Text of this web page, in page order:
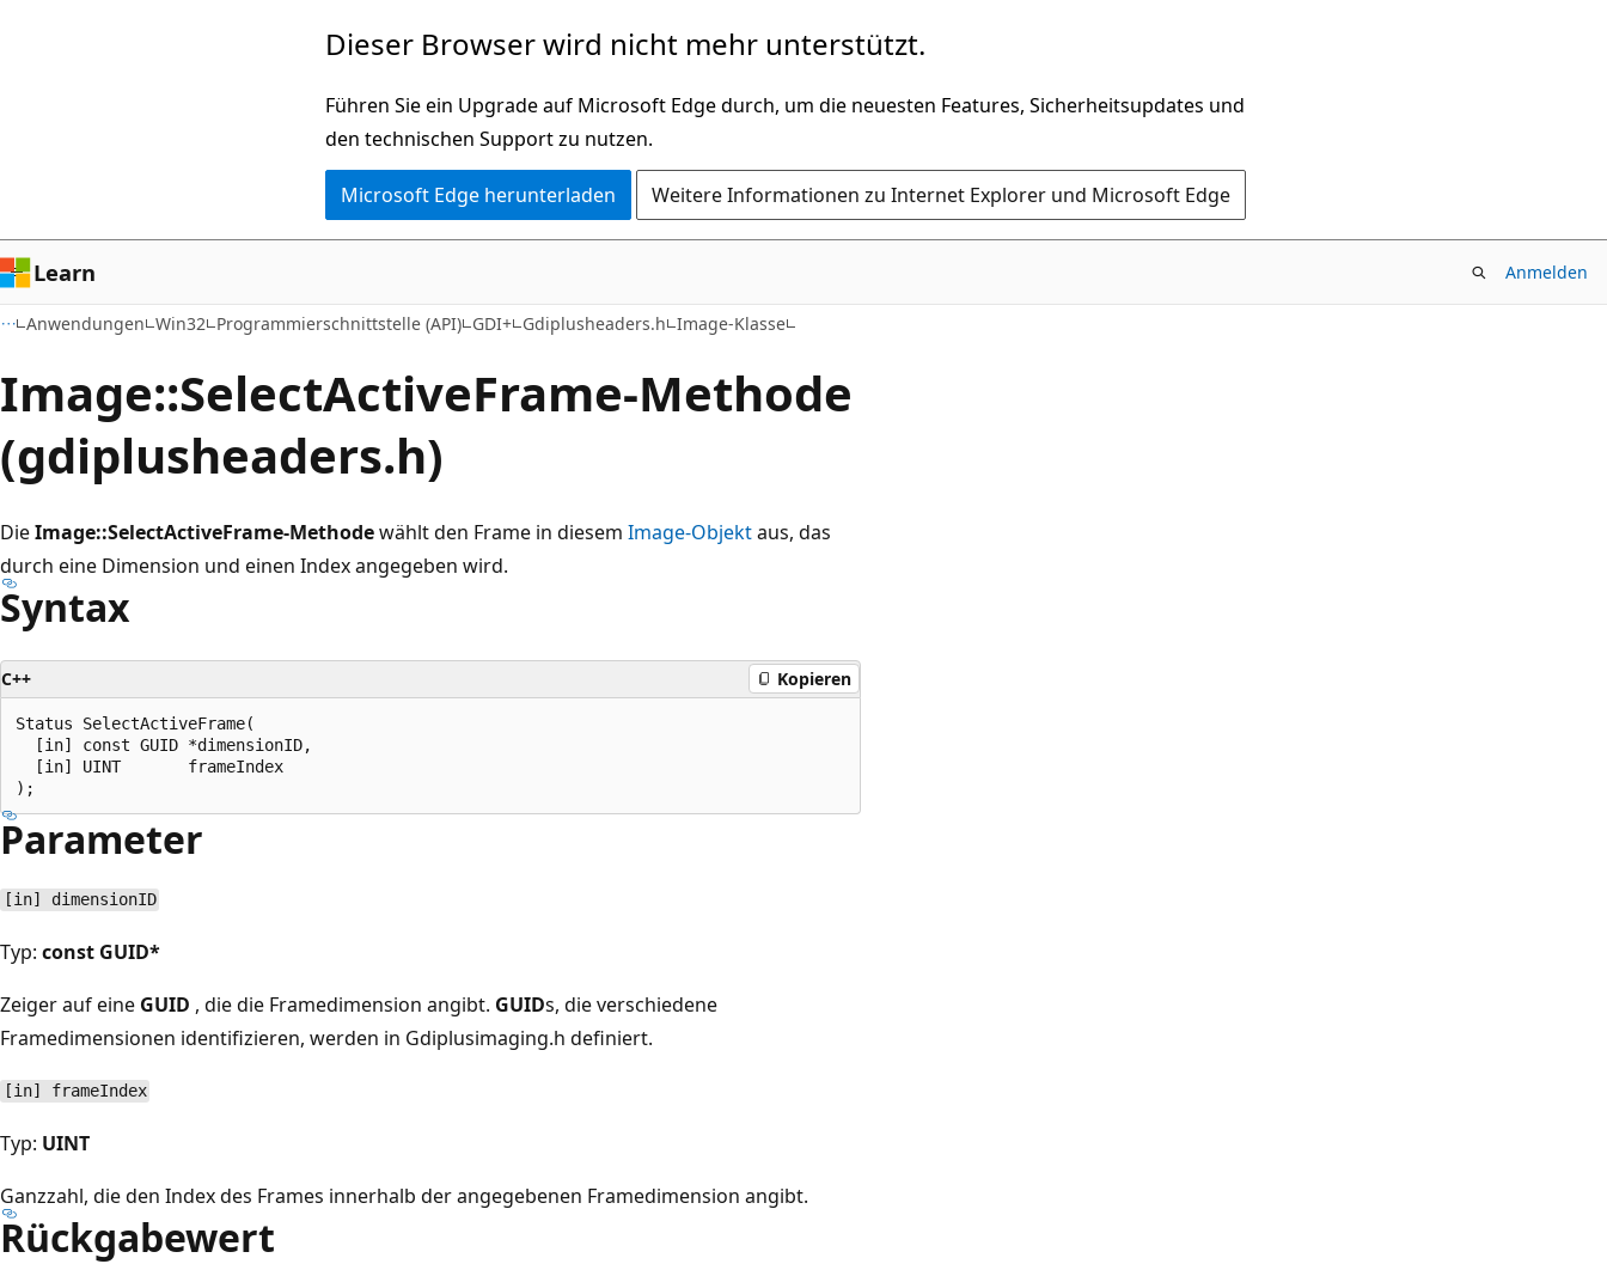
Dieser Browser wird nicht mehr unterstützt.
Führen Sie ein Upgrade auf Microsoft Edge durch, um die neuesten Features, Sicherheitsupdates und
den technischen Support zu nutzen.
Microsoft Edge herunterladen Weitere Informationen zu Internet Explorer und Microsoft Edge
Learn Anmelden
Anwendungen Win32 Programmierschnittstelle (API) GDI+ Gdiplusheaders.h Image-Klasse
Image::SelectActiveFrame-Methode
(gdiplusheaders.h)
DieImage::SelectActiveFrame-Methodewählt den Frame in diesem Image-Objektaus, das
durch eine Dimension und einen Index angegeben wird.
Syntax
C++ Kopieren
Status SelectActiveFrame(
  [in] const GUID *dimensionID,
  [in] UINT       frameIndex
Parameter
[in] dimensionID
Typ: const GUID*
Zeiger auf eine GUID , die die Framedimension angibt. GUIDs, die verschiedene
Framedimensionen identifizieren, werden in Gdiplusimaging.h definiert.
[in] frameIndex
Typ: UINT
Ganzzahl, die den Index des Frames innerhalb der angegebenen Framedimension angibt.
Rückgabewert